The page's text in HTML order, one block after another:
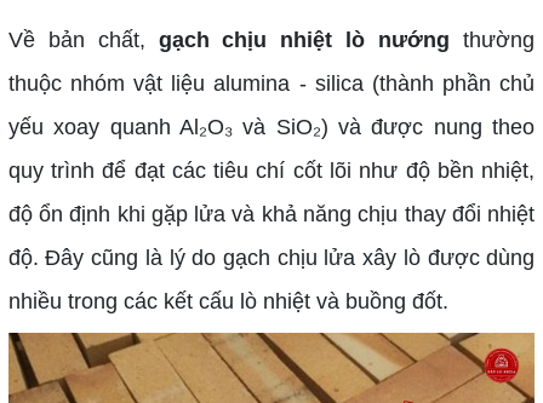
Về bản chất, gạch chịu nhiệt lò nướng thường
thuộc nhóm vật liệu alumina - silica (thành phần chủ
yếu xoay quanh Al₂O₃ và SiO₂) và được nung theo
quy trình để đạt các tiêu chí cốt lõi như độ bền nhiệt,
độ ổn định khi gặp lửa và khả năng chịu thay đổi nhiệt
độ. Đây cũng là lý do gạch chịu lửa xây lò được dùng
nhiều trong các kết cấu lò nhiệt và buồng đốt.